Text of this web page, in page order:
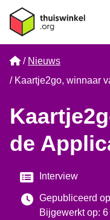
Home
Nieuws
Kaartje2go, winnaar
de
Categorie
Interview
Gepubliceerd
Bijgewerkt op: